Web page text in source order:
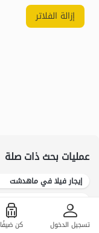
تسجيل الدخول كن ضيفًا
OpenStreetMap
إزالة الفلاتر
عمليات بحث ذات صلة
إيجار فيلا في ماهدشت